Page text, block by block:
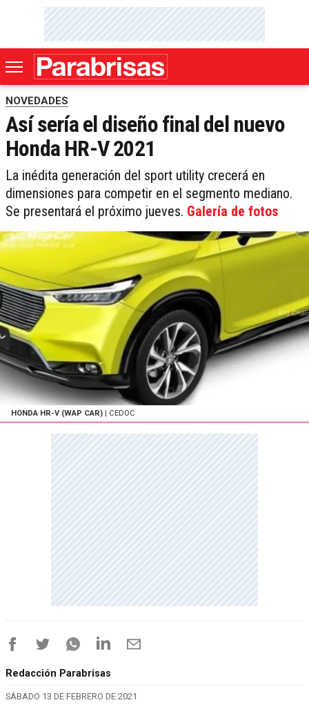
NOVEDADES
Así sería el diseño final del nuevo
Honda HR-V 2021
La inédita generación del sport utility crecerá en
dimensiones para competir en el segmento mediano.
Se presentará el próximo jueves. Galería de fotos
HONDA HR-V (WAP CAR) | CEDOC
Redacción Parabrisas
SÁBADO 13 DE FEBRERO DE 2021